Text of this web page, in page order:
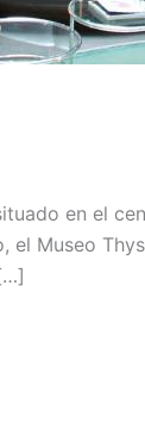
en el
Museo